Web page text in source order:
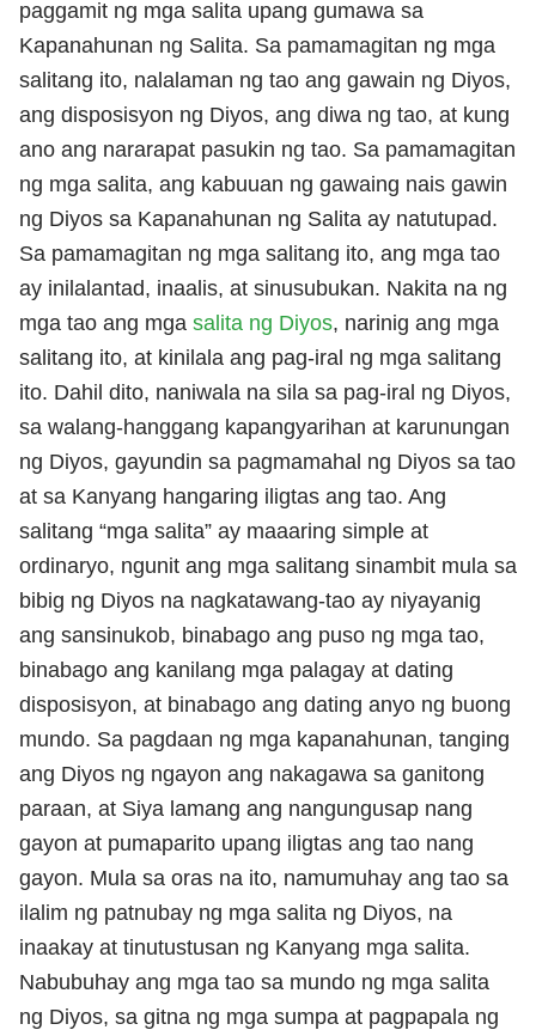
paggamit ng mga salita upang gumawa sa
Kapanahunan ng Salita. Sa pamamagitan ng mga
salitang ito, nalalaman ng tao ang gawain ng Diyos,
ang disposisyon ng Diyos, ang diwa ng tao, at kung
ano ang nararapat pasukin ng tao. Sa pamamagitan
ng mga salita, ang kabuuan ng gawaing nais gawin
ng Diyos sa Kapanahunan ng Salita ay natutupad.
Sa pamamagitan ng mga salitang ito, ang mga tao
ay inilalantad, inaalis, at sinusubukan. Nakita na ng
mga tao ang mga salita ng Diyos, narinig ang mga
salitang ito, at kinilala ang pag-iral ng mga salitang
ito. Dahil dito, naniwala na sila sa pag-iral ng Diyos,
sa walang-hanggang kapangyarihan at karunungan
ng Diyos, gayundin sa pagmamahal ng Diyos sa tao
at sa Kanyang hangaring iligtas ang tao. Ang
salitang “mga salita” ay maaaring simple at
ordinaryo, ngunit ang mga salitang sinambit mula sa
bibig ng Diyos na nagkatawang-tao ay niyayanig
ang sansinukob, binabago ang puso ng mga tao,
binabago ang kanilang mga palagay at dating
disposisyon, at binabago ang dating anyo ng buong
mundo. Sa pagdaan ng mga kapanahunan, tanging
ang Diyos ng ngayon ang nakagawa sa ganitong
paraan, at Siya lamang ang nangungusap nang
gayon at pumaparito upang iligtas ang tao nang
gayon. Mula sa oras na ito, namumuhay ang tao sa
ilalim ng patnubay ng mga salita ng Diyos, na
inaakay at tinutustusan ng Kanyang mga salita.
Nabubuhay ang mga tao sa mundo ng mga salita
ng Diyos, sa gitna ng mga sumpa at pagpapala ng